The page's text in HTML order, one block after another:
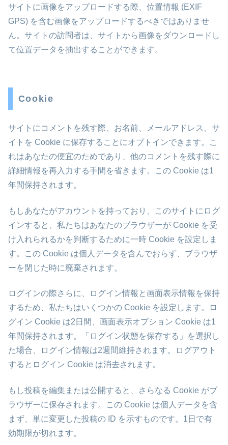
サイトに画像をアップロードする際、位置情報 (EXIF
GPS) を含む画像をアップロードするべきではありませ
ん。サイトの訪問者は、サイトから画像をダウンロードし
て位置データを抽出することができます。
Cookie
サイトにコメントを残す際、お名前、メールアドレス、サ
イトを Cookie に保存することにオプトインできます。こ
れはあなたの便宜のためであり、他のコメントを残す際に
詳細情報を再入力する手間を省きます。この Cookie は1
年間保持されます。
もしあなたがアカウントを持っており、このサイトにログ
インすると、私たちはあなたのブラウザーが Cookie を受
け入れられるかを判断するために一時 Cookie を設定しま
す。この Cookie は個人データを含んでおらず、ブラウザ
ーを閉じた時に廃棄されます。
ログインの際さらに、ログイン情報と画面表示情報を保持
するため、私たちはいくつかの Cookie を設定します。ロ
グイン Cookie は2日間、画面表示オプション Cookie は1
年間保持されます。「ログイン状態を保存する」を選択し
た場合、ログイン情報は2週間維持されます。ログアウト
するとログイン Cookie は消去されます。
もし投稿を編集または公開すると、さらなる Cookie がブ
ラウザーに保存されます。この Cookie は個人データを含
まず、単に変更した投稿の ID を示すものです。1日で有
効期限が切れます。